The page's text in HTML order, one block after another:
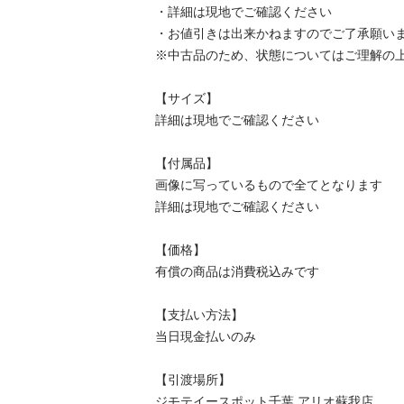
・詳細は現地でご確認ください
・お値引きは出来かねますのでご了承願い
※中古品のため、状態についてはご理解の
【サイズ】
詳細は現地でご確認ください
【付属品】
画像に写っているもので全てとなります
詳細は現地でご確認ください
【価格】
有償の商品は消費税込みです
【⽀払い⽅法】
当⽇現⾦払いのみ
【引渡場所】